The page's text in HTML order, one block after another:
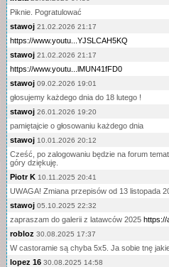
Piknie. Pogratulować
stawoj 21.02.2026 21:17
https://www.youtu...YJSLCAH5KQ
stawoj 21.02.2026 21:17
https://www.youtu...lMUN41fFD0
stawoj 09.02.2026 19:01
głosujemy każdego dnia do 18 lutego !
stawoj 26.01.2026 19:20
pamiętajcie o głosowaniu każdego dnia
stawoj 10.01.2026 20:12
Cześć, po zalogowaniu będzie na forum
góry dziękuję.
Piotr K 10.11.2025 20:41
UWAGA! Zmiana przepisów od 13 listopada
stawoj 05.10.2025 22:32
zapraszam do galerii z latawców 2025 https://
robloz 30.08.2025 17:37
W castoramie są chyba 5x5. Ja sobie tnę
lopez 16 30.08.2025 14:58